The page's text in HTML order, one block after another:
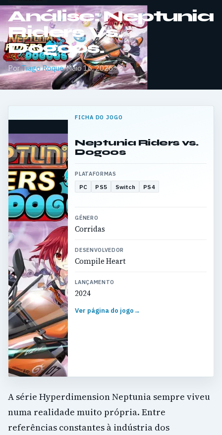
Análise: Neptunia
Riders Vs.
Dogoos.
PorTiago Roque·Maio 16, 2026
FICHA DO JOGO
Neptunia Riders vs.
Dogoos
PLATAFORMAS
PC PS5 Switch PS4
GÉNERO
Corridas
DESENVOLVEDOR
Compile Heart
LANÇAMENTO
2024
Ver página do jogo→
A série Hyperdimension Neptunia sempre viveu
numa realidade muito própria. Entre
referências constantes à indústria dos